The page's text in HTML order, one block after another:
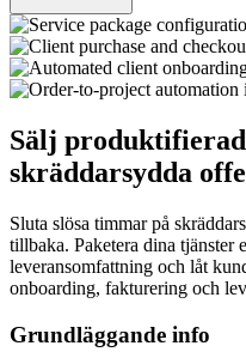
Sälj
skräddarsydda
Sluta slösa timmar på
tillbaka. Paketera dina tjänster
leveransomfattning och låt
onboarding, fakturering och
Grundläggande info